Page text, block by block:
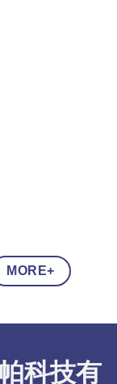
MORE+
科技有